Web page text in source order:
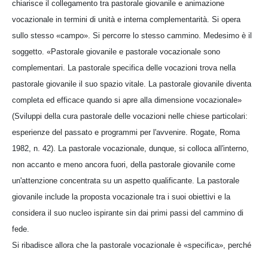
chiarisce il collegamento tra pastorale giovanile e animazione
vocazionale in termini di unità e interna complementarità. Si opera
sullo stesso «campo». Si percorre lo stesso cammino. Medesimo è il
soggetto. «Pastorale giovanile e pastorale vocazionale sono
complementari. La pastorale specifica delle vocazioni trova nella
pastorale giovanile il suo spazio vitale. La pastorale giovanile diventa
completa ed efficace quando si apre alla dimensione vocazionale»
(Sviluppi della cura pastorale delle vocazioni nelle chiese particolari:
esperienze del passato e programmi per l'avvenire. Rogate, Roma
1982, n. 42). La pastorale vocazionale, dunque, si colloca all'interno,
non accanto e meno ancora fuori, della pastorale giovanile come
un'attenzione concentrata su un aspetto qualificante. La pastorale
giovanile include la proposta vocazionale tra i suoi obiettivi e la
considera il suo nucleo ispirante sin dai primi passi del cammino di
fede.
Si ribadisce allora che la pastorale vocazionale è «specifica», perché